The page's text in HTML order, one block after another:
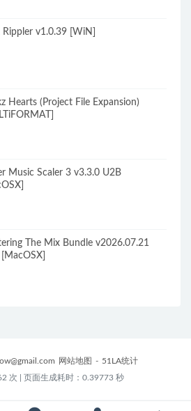
Rippler v1.0.39 [WiN]
Hearts (Project File Expansion)
Music Scaler 3 v3.3.0 U2B
The Mix Bundle v2026.07.21
网站地图 - 51LA统计
次
页面生成耗时：0.39773 秒